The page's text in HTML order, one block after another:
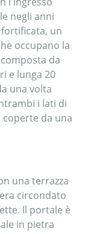
negli anni
un
occupano la
da
e lunga 20
una volta
i lati di
da una
una terrazza
circondato
Il portale è
in pietra